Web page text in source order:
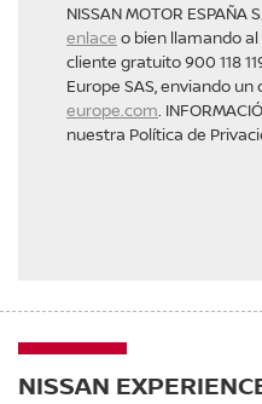
NISSAN MOTOR
enlace o bien llamando
cliente gratuito 900 118
Europe SAS, enviando un
europe.com.
nuestra Política de
NISSAN